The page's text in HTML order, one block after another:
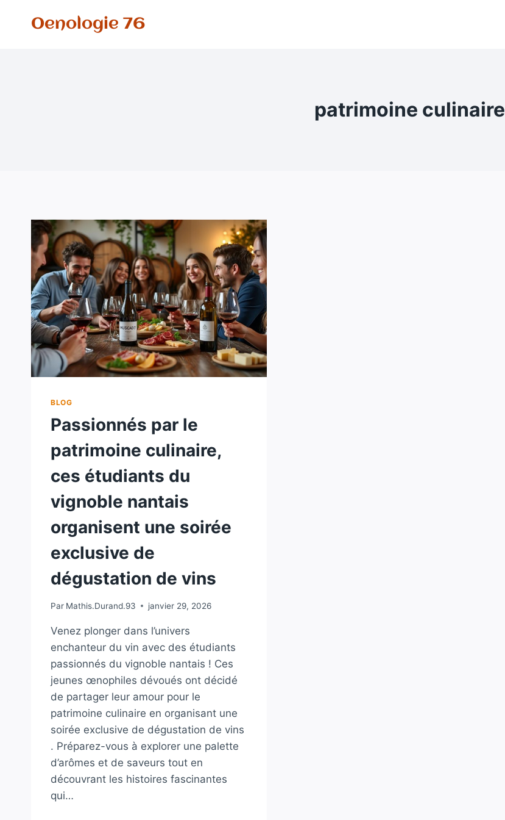
Oenologie 76
patrimoine culinaire
BLOG
Passionnés par le
patrimoine culinaire,
ces étudiants du
vignoble nantais
organisent une soirée
exclusive de
dégustation de vins
Par Mathis.Durand.93 janvier 29, 2026
Venez plonger dans l’univers
enchanteur du vin avec des étudiants
passionnés du vignoble nantais ! Ces
jeunes œnophiles dévoués ont décidé
de partager leur amour pour le
patrimoine culinaire en organisant une
soirée exclusive de dégustation de vins
. Préparez-vous à explorer une palette
d’arômes et de saveurs tout en
découvrant les histoires fascinantes
qui…